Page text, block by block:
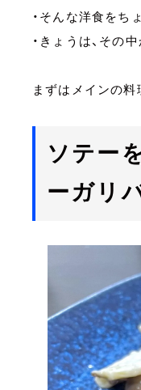
・そんな洋食をち
・きょうは、その
まずはメインの料理
ソテー
ーガリ